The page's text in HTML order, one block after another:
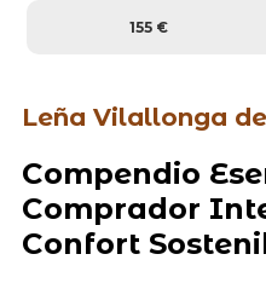
155 €
Leña Vilallonga
Compendio
Comprador
Confort